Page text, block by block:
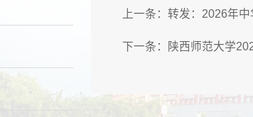
上一条： 转发：2026年
下一条： 陕西师范大学